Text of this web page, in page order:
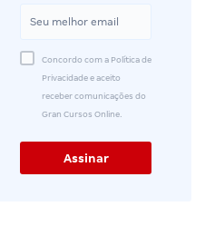
Concordo com a Política de
Privacidade e aceito
receber comunicações do
Gran Cursos Online.